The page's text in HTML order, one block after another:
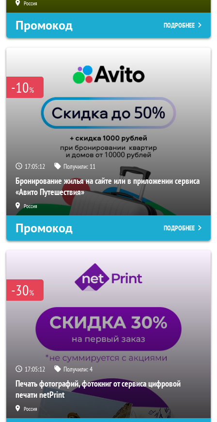
Россия
Промокод ПОДРОБНЕЕ
-10%
17:05:10 Получили: 11
Бронирование жилья на сайте или в приложении сервиса
«Авито Путешествия»
Россия
Промокод ПОДРОБНЕЕ
-30%
17:05:10 Получили:4
Печать фотографий, фотокниг от сервиса цифровой
печати netPrint
Россия